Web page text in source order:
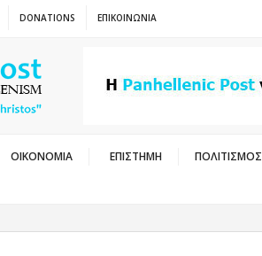
DONATIONS ΕΠΙΚΟΙΝΩΝΙΑ
ΟΙΚΟΝΟΜΙΑ ΕΠΙΣΤΗΜΗ ΠΟΛΙΤΙΣΜΟΣ